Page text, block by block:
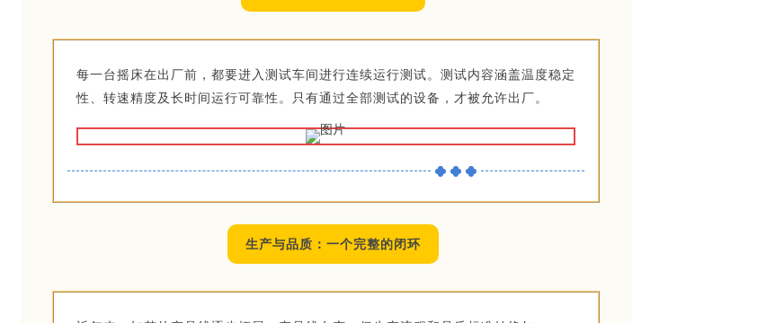
每一台摇床在出厂前，都要进入测试车间进行连续运行测试。测试内容涵盖温度稳定
性、转速精度及长时间运行可靠性。只有通过全部测试的设备，才被允许出厂。
生产与品质：一个完整的闭环